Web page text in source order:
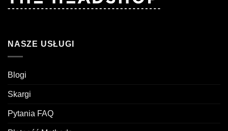
NASZE USŁUGI
Blogi
Skargi
Pytania FAQ